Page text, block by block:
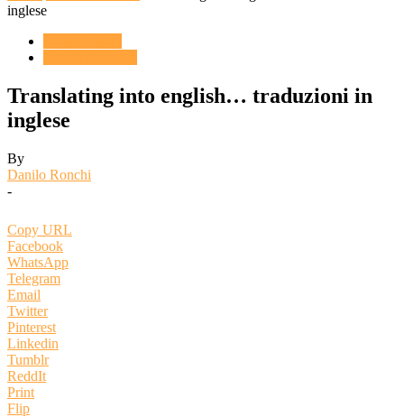
inglese
Translating into english… traduzioni in
inglese
By
Danilo Ronchi
-
Copy URL
Facebook
WhatsApp
Telegram
Email
Twitter
Pinterest
Linkedin
Tumblr
ReddIt
Print
Flip